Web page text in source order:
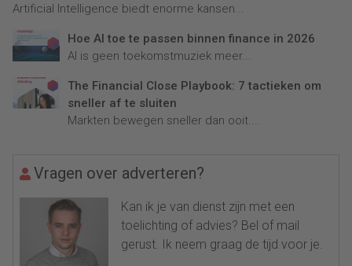
Artificial Intelligence biedt enorme kansen...
Hoe AI toe te passen binnen finance in 2026
AI is geen toekomstmuziek meer...
The Financial Close Playbook: 7 tactieken om
sneller af te sluiten
Markten bewegen sneller dan ooit....
Vragen over adverteren?
Kan ik je van dienst zijn met een
toelichting of advies? Bel of mail
gerust. Ik neem graag de tijd voor je.